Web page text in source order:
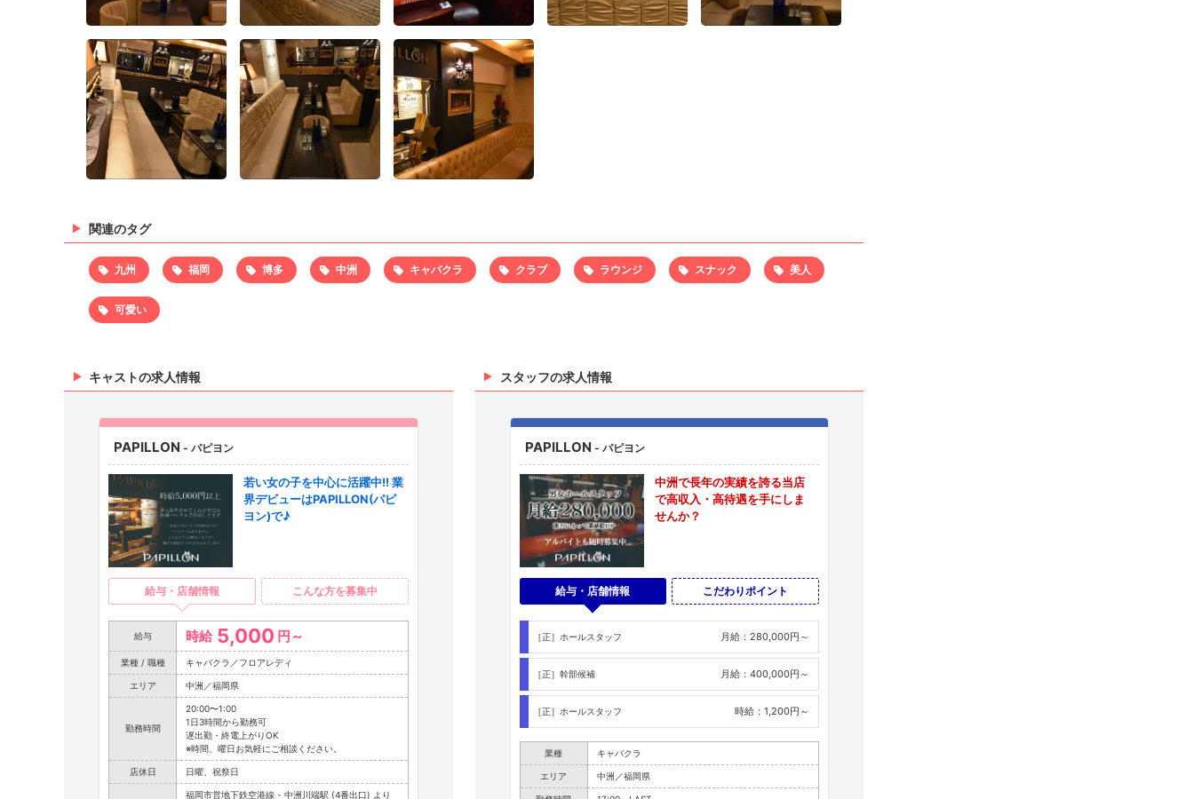
関連のタグ
九州 福岡 博多 中洲 キャバクラ クラブ ラウンジ スナック 美人
可愛い
キャストの求人情報
PAPILLON - パピヨン
若い女の子を中心に活躍中!! 業
界デビューはPAPILLON(パピ
ヨン)で♪
給与・店舗情報 こんな方を募集中
給与 時給 5,000 円～
業種 / 職種 キャバクラ／フロアレディ
エリア 中洲／福岡県
勤務時間
20:00〜1:00
1日3時間から勤務可
遅出勤・終電上がりOK
※時間、曜日お気軽にご相談ください。
店休日 日曜、祝祭日
福岡市営地下鉄空港線 - 中洲川端駅 (4番出口) より
スタッフの求人情報
PAPILLON - パピヨン
中洲で長年の実績を誇る当店
で高収入・高待遇を手にしま
せんか？
給与・店舗情報 こだわりポイント
［正］ホールスタッフ 月給：280,000円～
［正］幹部候補 月給：400,000円～
［正］ホールスタッフ 時給：1,200円～
業種 キャバクラ
エリア 中洲／福岡県